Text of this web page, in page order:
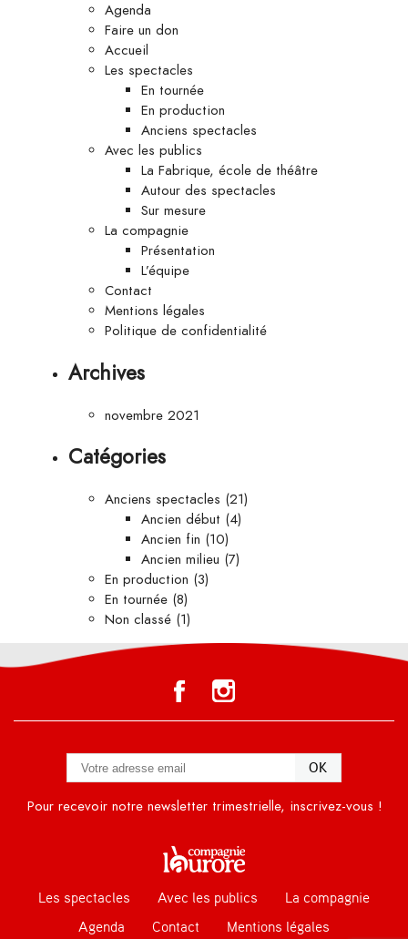
Agenda
Faire un don
Accueil
Les spectacles
En tournée
En production
Anciens spectacles
Avec les publics
La Fabrique, école de théâtre
Autour des spectacles
Sur mesure
La compagnie
Présentation
L’équipe
Contact
Mentions légales
Politique de confidentialité
Archives
novembre 2021
Catégories
Anciens spectacles (21)
Ancien début (4)
Ancien fin (10)
Ancien milieu (7)
En production (3)
En tournée (8)
Non classé (1)
Pour recevoir notre newsletter trimestrielle, inscrivez-vous !
Les spectacles Avec les publics
La compagnie
Agenda
Contact Mentions légales